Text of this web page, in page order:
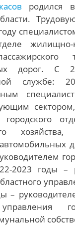
родился
жилищно-
дорог. С
службе:
городского
хозяйства,
2023 годы –
–